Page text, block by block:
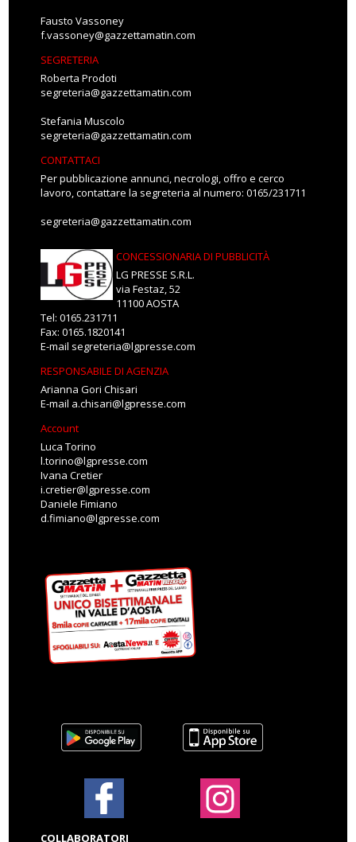
Fausto Vassoney
f.vassoney@gazzettamatin.com
SEGRETERIA
Roberta Prodoti
segreteria@gazzettamatin.com
Stefania Muscolo
segreteria@gazzettamatin.com
CONTATTACI
Per pubblicazione annunci, necrologi, offro e cerco
lavoro, contattare la segreteria al numero: 0165/231711
segreteria@gazzettamatin.com
CONCESSIONARIA DI PUBBLICITÀ
LG PRESSE S.R.L.
via Festaz, 52
11100 AOSTA
Tel: 0165.231711
Fax: 0165.1820141
E-mail segreteria@lgpresse.com
RESPONSABILE DI AGENZIA
Arianna Gori Chisari
E-mail a.chisari@lgpresse.com
Account
Luca Torino
l.torino@lgpresse.com
Ivana Cretier
i.cretier@lgpresse.com
Daniele Fimiano
d.fimiano@lgpresse.com
COLLABORATORI